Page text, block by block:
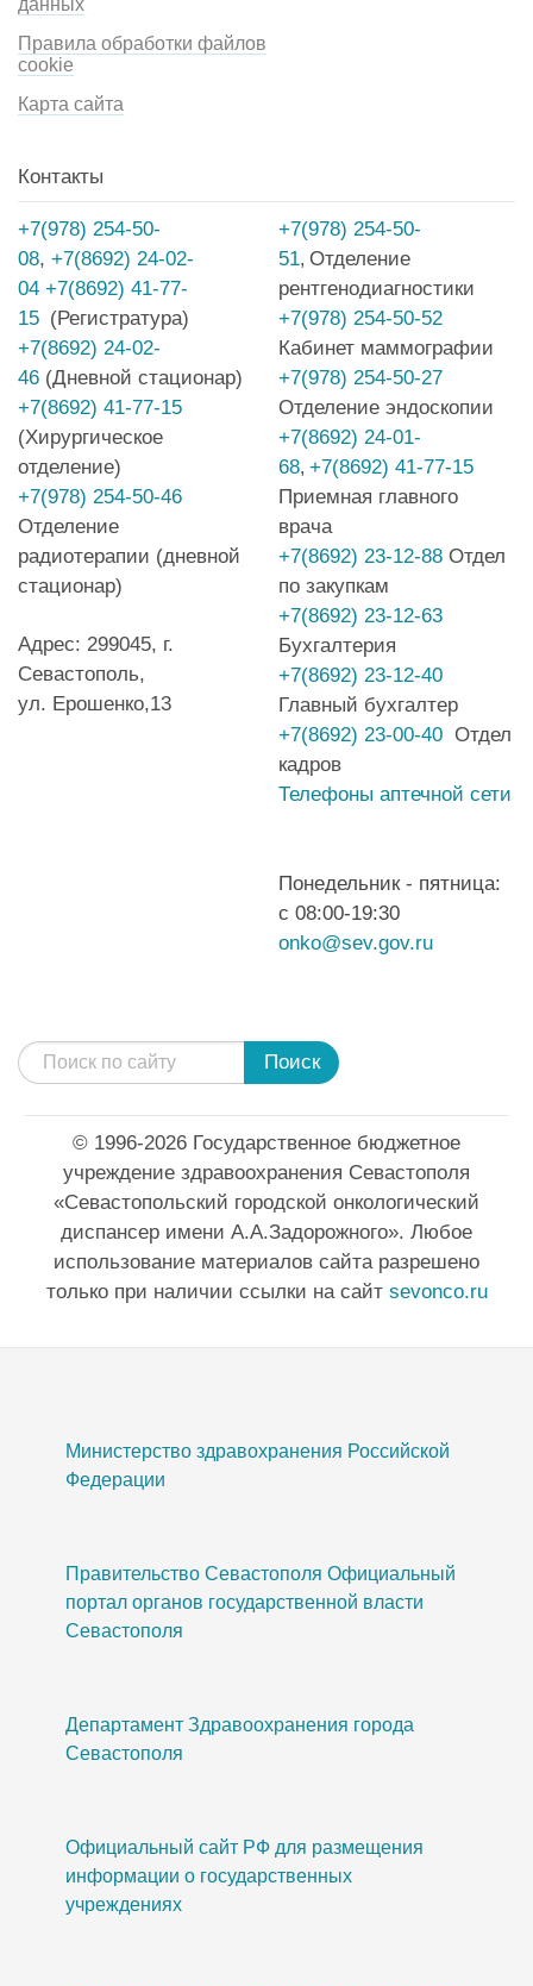
Правила обработки файлов
cookie
Карта сайта
Контакты
+7(978) 254-50-
08, +7(8692) 24-02-
04 +7(8692) 41-77-
15 (Регистратура)
+7(8692) 24-02-
46 (Дневной стационар)
+7(8692) 41-77-15
(Хирургическое
отделение)
+7(978) 254-50-46
Отделение
радиотерапии (дневной
стационар)
Адрес: 299045, г.
Севастополь,
ул. Ерошенко,13
+7(978) 254-50-
51, Отделение
рентгенодиагностики
+7(978) 254-50-52
Кабинет маммографии
+7(978) 254-50-27
Отделение эндоскопии
+7(8692) 24-01-
68, +7(8692) 41-77-15
Приемная главного
врача
+7(8692) 23-12-88 Отдел
по закупкам
+7(8692) 23-12-63
Бухгалтерия
+7(8692) 23-12-40
Главный бухгалтер
+7(8692) 23-00-40 Отдел
кадров
Телефоны аптечной сети
Понедельник - пятница:
с 08:00-19:30
onko@sev.gov.ru
Поиск
© 1996-2026 Государственное бюджетное
учреждение здравоохранения Севастополя
«Севастопольский городской онкологический
диспансер имени А.А.Задорожного». Любое
использование материалов сайта разрешено
только при наличии ссылки на сайт sevonco.ru
Министерство здравохранения Российской
Федерации
Правительство Севастополя Официальный
портал органов государственной власти
Севастополя
Департамент Здравоохранения города
Севастополя
Официальный сайт РФ для размещения
информации о государственных
учреждениях